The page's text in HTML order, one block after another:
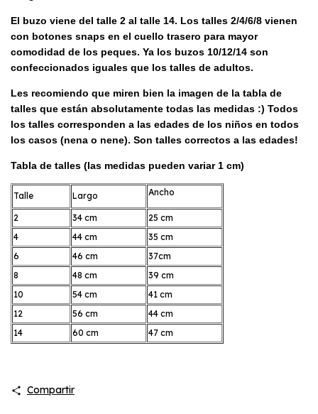
El buzo viene del talle 2 al talle 14. Los talles 2/4/6/8 vienen
con botones snaps en el cuello trasero para mayor
comodidad de los peques. Ya los buzos 10/12/14 son
confeccionados iguales que los talles de adultos.
Les recomiendo que miren bien la imagen de la tabla de
talles que están absolutamente todas las medidas :) Todos
los talles corresponden a las edades de los niños en todos
los casos (nena o nene). Son talles correctos a las edades!
Tabla de talles (las medidas pueden variar 1 cm)
Talle Largo Ancho
2 34 cm
25 cm
4
44 cm
35 cm
6
46 cm
37cm
8
48 cm
39 cm
10
54 cm
41 cm
12
56 cm
44 cm
14
60 cm 47 cm
Compartir